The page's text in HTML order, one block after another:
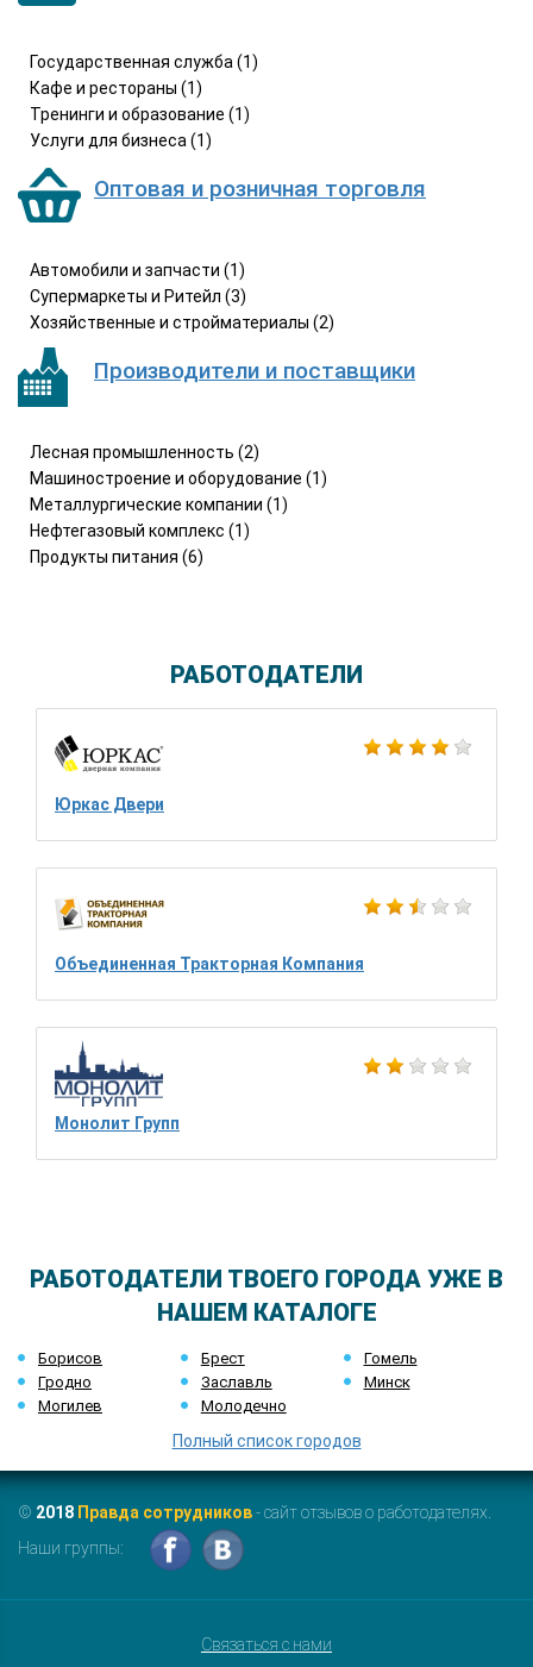
Государственная служба (1)
Кафе и рестораны (1)
Тренинги и образование (1)
Услуги для бизнеса (1)
Оптовая и розничная торговля
Автомобили и запчасти (1)
Супермаркеты и Ритейл (3)
Хозяйственные и стройматериалы (2)
Производители и поставщики
Лесная промышленность (2)
Машиностроение и оборудование (1)
Металлургические компании (1)
Нефтегазовый комплекс (1)
Продукты питания (6)
РАБОТОДАТЕЛИ
Юркас Двери
Объединенная Тракторная Компания
Монолит Групп
РАБОТОДАТЕЛИ ТВОЕГО ГОРОДА УЖЕ В
НАШЕМ КАТАЛОГЕ
Борисов Брест
Гомель
Гродно
Заславль
Минск
Могилев
Молодечно
Полный список городов
© 2018 Правда сотрудников- сайт отзывов о работодателях.
Наши группы:
Связаться с нами